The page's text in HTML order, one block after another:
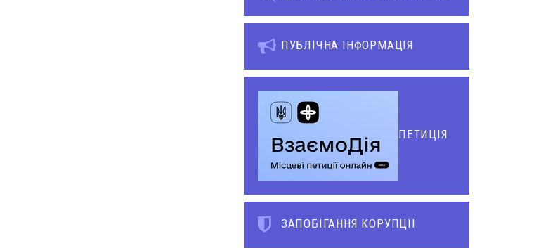
ПУБЛІЧНА ІНФОРМАЦІЯ
ПЕТИЦІЯ
ЗАПОБІГАННЯ КОРУПЦІЇ